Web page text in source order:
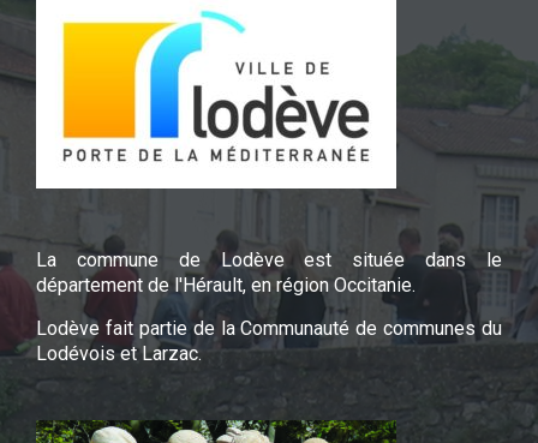
La commune de Lodève est située dans le
département de l'Hérault, en région Occitanie.
Lodève fait partie de la Communauté de communes du
Lodévois et Larzac.